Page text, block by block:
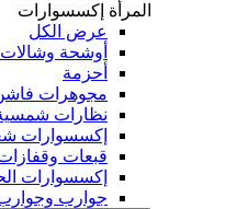
المرأة إكسسوارات
عرض الكل
أوشحة وشالات
أحزمة
مجوهرات
نظارات
إكسسوارات
قبعات
إكسسوارات
جوارب